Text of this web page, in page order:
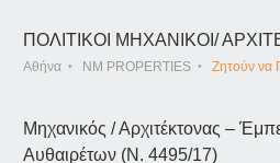
ΠΟΛΙΤΙΚΟΙ ΜΗΧΑΝΙΚΟΙ/
Αθήνα NM PROPERTIES Ζητούν να
Μηχανικός / Αρχιτέκτονας –
Αυθαιρέτων (Ν. 4495/17)